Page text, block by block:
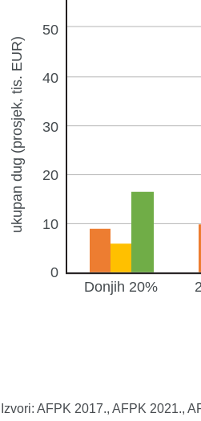
Izvori: AFPK 2017., AFPK 2021.,